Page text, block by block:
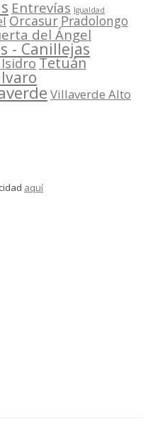
Entrevías Igualdad
Orcasur Pradolongo
del Ángel
- Canillejas
IsidroTetuán
Villaverde Alto
aquí